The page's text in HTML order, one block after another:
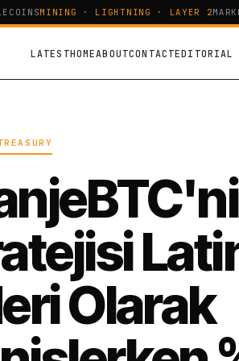
MINING · LIGHTNING · LAYER 2
LATESTHOMEABOUTCONTACTEDITORIAL
Olarak